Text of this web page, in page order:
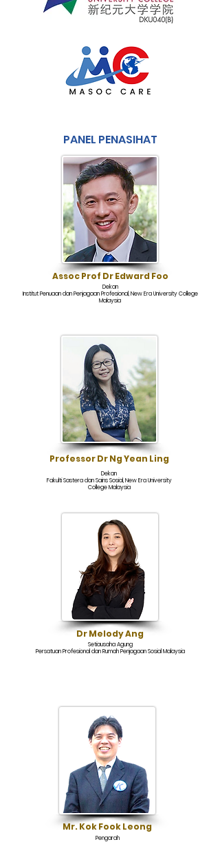
PANEL PENASIHAT
Assoc Prof Dr Edward Foo
Dekan
Institut Penuaan dan Penjagaan Profesional, New Era University College
Malaysia
Professor Dr Ng Yean Ling
Dekan
Fakulti Sastera dan Sains Sosial, New Era University
College Malaysia
Dr Melody Ang
Setiausaha Agung
Persatuan Profesional dan Rumah Penjagaan Sosial Malaysia
Mr. Kok Fook Leong
Pengarah